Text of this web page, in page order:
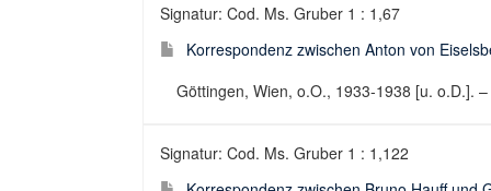
Signatur: Cod. Ms. Gruber 1 : 1,67
Korrespondenz zwischen Anton von
Göttingen, Wien, o.O., 1933-1938 [u. o.D.].
Signatur: Cod. Ms. Gruber 1 : 1,122